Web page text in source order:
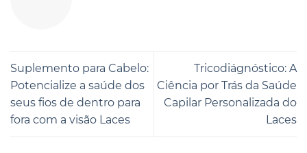
Suplemento para Cabelo:
Potencialize a saúde dos
seus fios de dentro para
fora com a visão Laces
Tricodiágnóstico: A
Ciência por Trás da Saúde
Capilar Personalizada do
Laces